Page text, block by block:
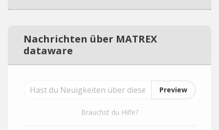
Nachrichten über MATREX
dataware
Preview
Brauchst du Hilfe?